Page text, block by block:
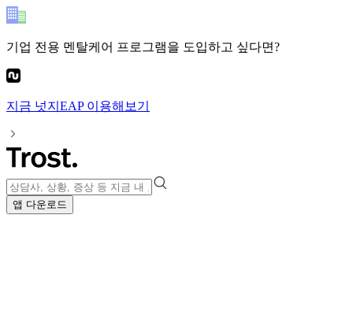
기업 전용 멘탈케어 프로그램을 도입하고 싶다면?
지금 넛지EAP이용해보기
앱 다운로드